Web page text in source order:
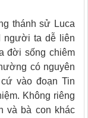
thánh sử Luca
người ta dễ liên
đời sống chiêm
có nguyên
vào đoạn Tin
Không riêng
và bà con khác